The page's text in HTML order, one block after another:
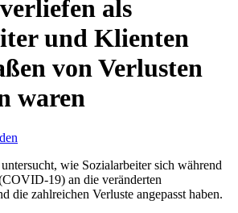
als
und Klienten
von Verlusten
waren
wie Sozialarbeiter sich während
19) an die veränderten
die zahlreichen Verluste angepasst haben.